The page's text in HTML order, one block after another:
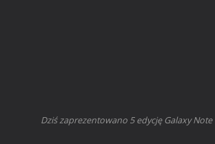
Dziś zaprezentowano 5 edycję Galaxy